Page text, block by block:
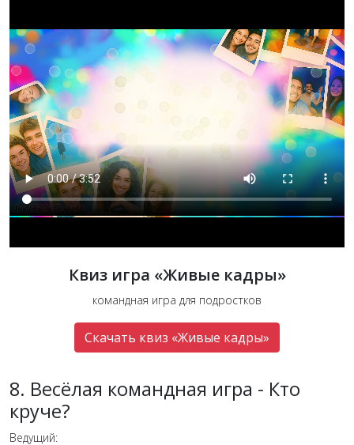
Квиз игра «Живые кадры»
командная игра для подростков
Скачать квиз «Живые кадры»
8. Весёлая командная игра - Кто
круче?
Ведущий: